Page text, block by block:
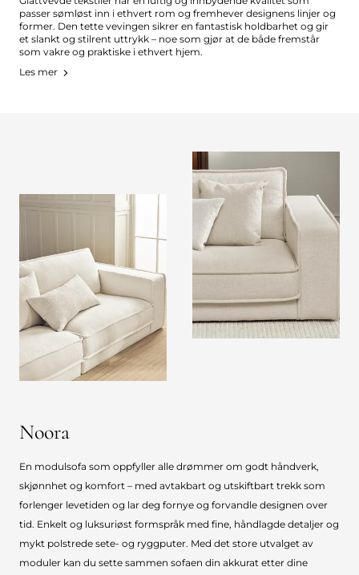
passer sømløst inn i ethvert rom og fremhever designens linjer og
former. Den tette vevingen sikrer en fantastisk holdbarhet og gir
et slankt og stilrent uttrykk – noe som gjør at de både fremstår
som vakre og praktiske i ethvert hjem.
Les mer
Noora
En modulsofa som oppfyller alle drømmer om godt håndverk,
skjønnhet og komfort – med avtakbart og utskiftbart trekk som
forlenger levetiden og lar deg fornye og forvandle designen over
tid. Enkelt og luksuriøst formspråk med fine, håndlagde detaljer og
mykt polstrede sete- og ryggputer. Med det store utvalget av
moduler kan du sette sammen sofaen din akkurat etter dine